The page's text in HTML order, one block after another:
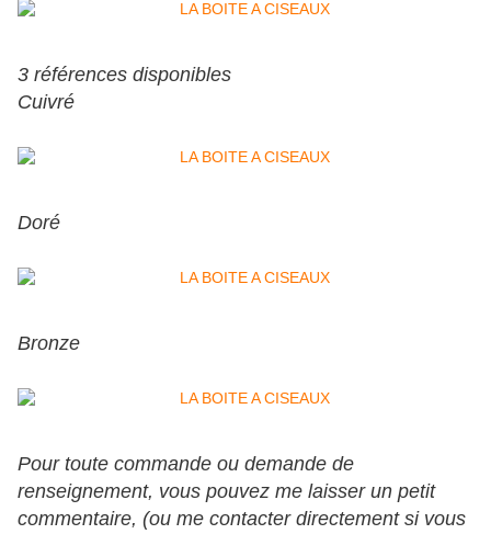
3 références disponibles
Cuivré
Doré
Bronze
Pour toute commande ou demande de
renseignement, vous pouvez me laisser un petit
commentaire, (ou me contacter directement si vous